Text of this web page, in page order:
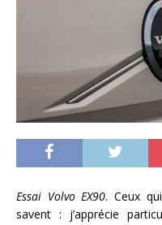
Essai Volvo EX90. Ceux
savent : j’apprécie